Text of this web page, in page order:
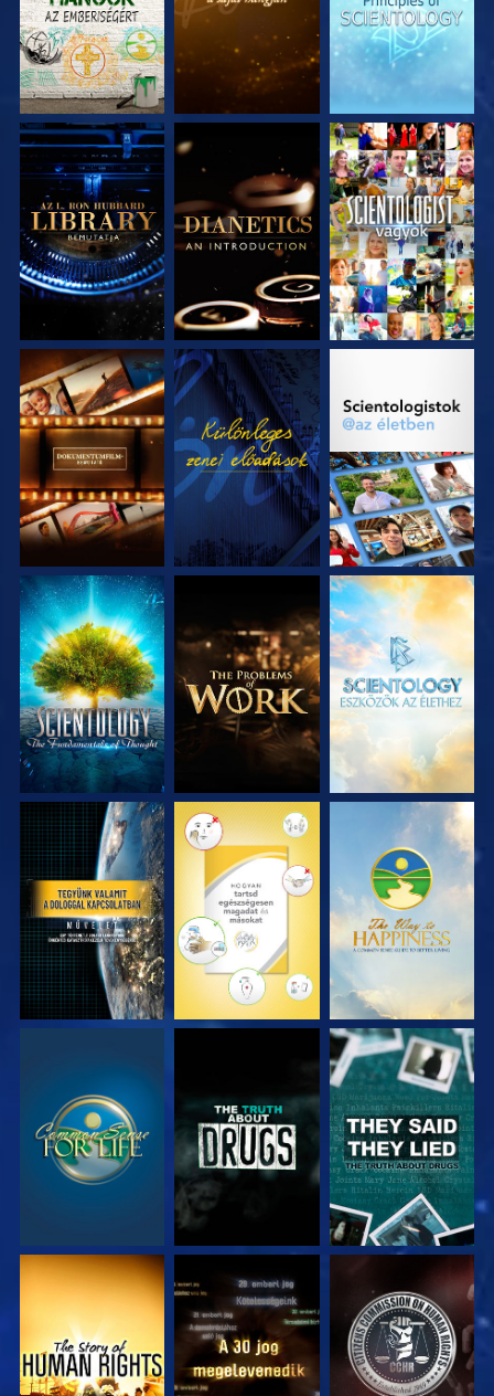
A SOROZAT
RÉSZEI
A SOROZAT
RÉSZEI
MŰSORNÉZÉS
A SOROZAT
RÉSZEI
MŰSORNÉZÉS
A SOROZAT
A SOROZAT
RÉSZEI
A SOROZAT
RÉSZEI
A SOROZAT
RÉSZEI
MŰSORNÉZÉS MŰSORNÉZÉS MŰSORNÉZÉS
MŰSORNÉZÉS MŰSORNÉZÉS MŰSORNÉZÉS
MŰSORNÉZÉS MŰSORNÉZÉS MŰSORNÉZÉS